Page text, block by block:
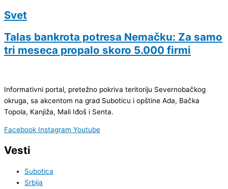
Svet
Talas bankrota potresa Nemačku: Za samo
tri meseca propalo skoro 5.000 firmi
Informativni portal, pretežno pokriva teritoriju Severnobačkog
okruga, sa akcentom na grad Suboticu i opštine Ada, Bačka
Topola, Kanjiža, Mali Iđoš i Senta.
Facebook Instagram Youtube
Vesti
Subotica
Srbija